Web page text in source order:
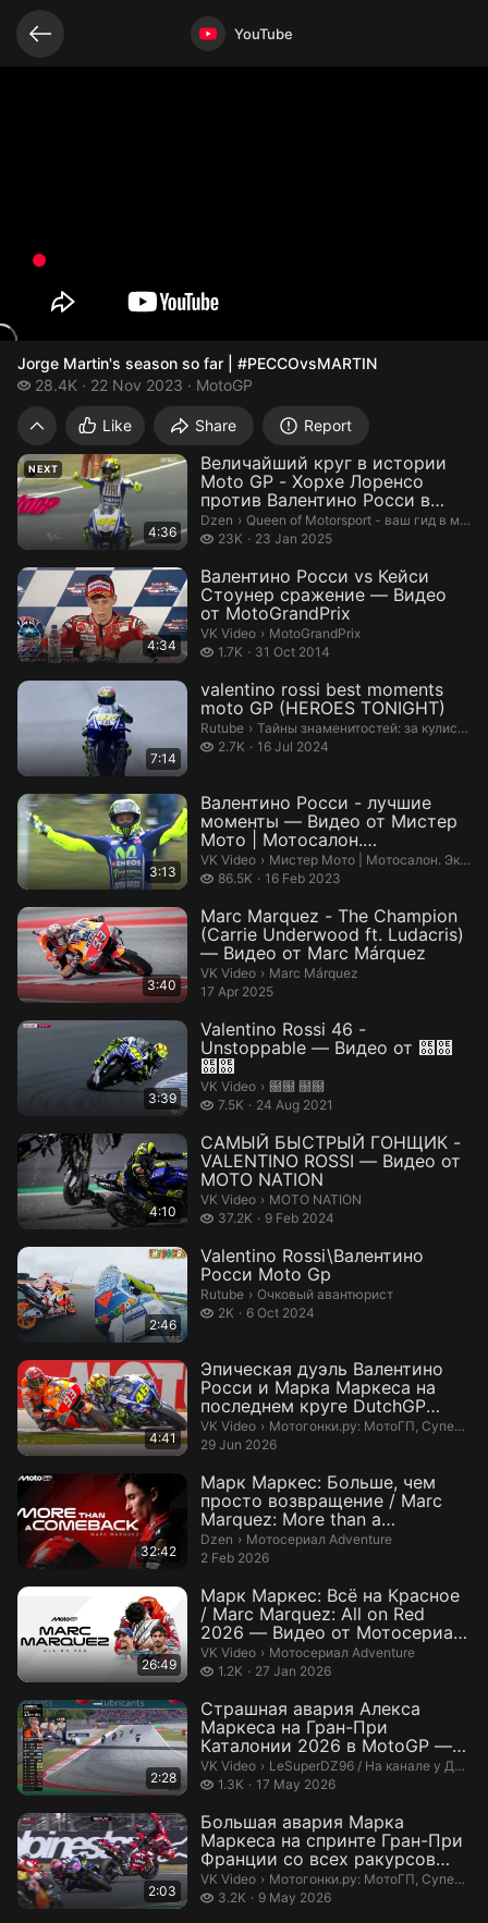
Video opened YouTube
Jorge Martin's season so far | #PECCOvsMARTIN
Jorge Martin's season so far |
28.4K
28.4 thousand views
22 Nov 2023 MotoGP
Like Share Report
Related videos
NEXT
4:36
Величайший круг в истории
Moto GP - Хорхе Лоренсо
против Валентино Росси в
2009 году ...
Dzen › Queen of Motorsport - ваш гид в мире
Queen of Motorsport - ваш гид в мире автоспорта
23K
23 thousand views
23 Jan 2025
4:34
Валентино Росси vs Кейси
Стоунер сражение — Видео
от MotoGrandPrix
VK Video › MotoGrandPrix.
MotoGrandPrix
1.7K
1.7 thousand views
31 Oct 2014
7:14
valentino rossi best moments
moto GP (HEROES TONIGHT)
Rutube › Тайны знаменитостей: за кулисою.
Тайны знаменитостей: за кулисою
2.7K
2.7 thousand views
16 Jul 2024
3:13
Валентино Росси - лучшие
моменты — Видео от Мистер
Мото | Мотосалон.
Экипировка. Запч...
VK Video › Мистер Мото | Мотосалон.
Мистер Мото | Мотосалон. Экипировка. Запчасти
86.5K
86.5 thousand views
16 Feb 2023
3:40
Marc Marquez - The Champion
(Carrie Underwood ft. Ludacris)
— Видео от Marc Márquez
VK Video › Marc Márquez.
Marc Márquez
17 Apr 2025
3:39
Valentino Rossi 46 -
Unstoppable — Видео от ฀฀
฀฀
VK Video › ฀฀ ฀฀.
฀฀ ฀฀
7.5K
7.5 thousand views
24 Aug 2021
4:10
САМЫЙ БЫСТРЫЙ ГОНЩИК -
VALENTINO ROSSI — Видео от
MOTO NATION
VK Video › MOTO NATION.
MOTO NATION
37.2K
37.2 thousand views
9 Feb 2024
2:46
Valentino Rossi\Валентино
Росси Moto Gp
Rutube › Очковый авантюрист.
Очковый авантюрист
2K
2 thousand views
6 Oct 2024
4:41
Эпическая дуэль Валентино
Росси и Марка Маркеса на
последнем круге DutchGP
MotoGP 201...
VK Video › Мотогонки.ру: МотоГП,
Мотогонки.ру: МотоГП, Супербайк и мотокросс
29 Jun 2026
32:42
Марк Маркес: Больше, чем
просто возвращение / Marc
Marquez: More than a
Comeback 2025
Dzen › Мотосериал Adventure.
Мотосериал Adventure
2 Feb 2026
26:49
Марк Маркес: Всё на Красное
/ Marc Marquez: All on Red
2026 — Видео от Мотосериал
Adv...
VK Video › Мотосериал Adventure.
Мотосериал Adventure
1.2K
1.2 thousand views
27 Jan 2026
2:28
Страшная авария Алекса
Маркеса на Гран-При
Каталонии 2026 в MotoGP —
Видео от LeSuper...
VK Video › LeSuperDZ96 / На канале у
LeSuperDZ96 / На канале у ДиЗета
1.3K
1.3 thousand views
17 May 2026
2:03
Большая авария Марка
Маркеса на спринте Гран-При
Франции со всех ракурсов
FrenchGP Mo...
VK Video › Мотогонки.ру: МотоГП,
Мотогонки.ру: МотоГП, Супербайк и мотокросс
3.2K
3.2 thousand views
9 May 2026